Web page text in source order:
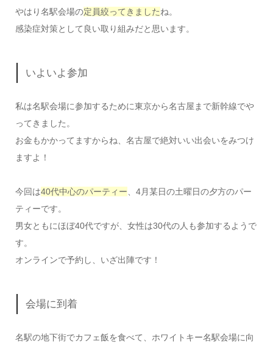
やはり名駅会場の定員絞ってきましたね。
感染症対策として良い取り組みだと思います。
いよいよ参加
私は名駅会場に参加するために東京から名古屋まで新幹線でや
ってきました。
お金もかかってますからね、名古屋で絶対いい出会いをみつけ
ますよ！
今回は40代中心のパーティー 、4月某日の土曜日の夕方のパー
ティーです。
男女ともにほぼ40代ですが、女性は30代の人も参加するようで
す。
オンラインで予約し、いざ出陣です！
会場に到着
名駅の地下街でカフェ飯を食べて、ホワイトキー名駅会場に向